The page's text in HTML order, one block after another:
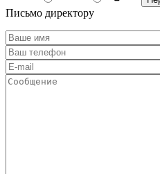
Письмо директору